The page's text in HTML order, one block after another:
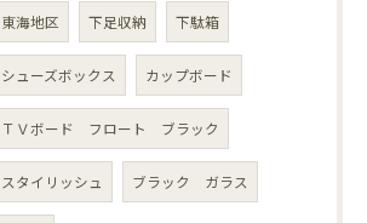
東海地区 下足収納 下駄箱
シューズボックス カップボード
ＴＶボード フロート ブラック
スタイリッシュ ブラック ガラス